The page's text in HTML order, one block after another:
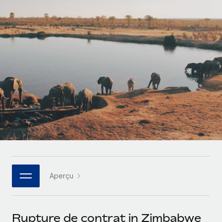
Intégrez et gérez vos freelances partout dans le monde
PEO
Sous-traitez les opérations complexes liées à l’emploi
INFRASTRUCTURE
Intégration Remote
Intégrez vos RH aux flux de travail en toute simplicité
Plateforme
Des fonctions RH clés intégrées pour votre équipe
Connectez n'importe quel outil d’IA à Remote grâce à
notre MCP
Rationalisez vos processus avec des outils essentiels
Examinez notre service par rapport aux autres
Des solutions agiles et internationales pour les RH et la
paie des entreprises en pleine croissance
Entreprises intermédiaires
Développez vos équipes avec des solutions RH sur
mesure
Entreprise
Les RH à l’international pour les grandes entreprises
Partenaires stratégiques de la tech
Calculateur de paiement des freelances
Découvrez les devises disponibles et les vitesses de
paiement pour vos freelances internationaux
APPRENDRE AVEC REMOTE
Recherche et guides
Études de cas
Checklists et modèles
Descriptions de postes
Nederlands
Français
Español
Italiano
Português (Portugal)
日本語
한국어
Connexion
Aperçu
Rupture de contrat in Zimbabwe